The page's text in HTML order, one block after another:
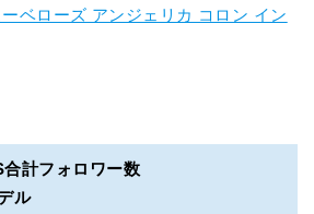
ベローズ アンジェリカ コロン イン
計フォロワー数
ル